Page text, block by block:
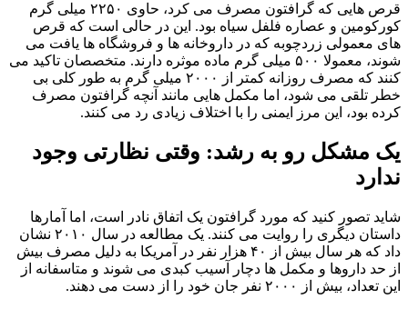
قرص هایی که گرافتون مصرف می کرد، حاوی ۲۲۵۰ میلی گرم
کورکومین و عصاره فلفل سیاه بود. این در حالی است که قرص
های معمولی زردچوبه که در داروخانه ها و فروشگاه ها یافت می
شوند، معمولا ۵۰۰ میلی گرم ماده موثره دارند. متخصصان تاکید می
کنند که مصرف روزانه کمتر از ۲۰۰۰ میلی گرم به طور کلی بی
خطر تلقی می شود، اما مکمل هایی مانند آنچه گرافتون مصرف
کرده بود، این مرز ایمنی را با اختلاف زیادی رد می کنند.
یک مشکل رو به رشد: وقتی نظارتی وجود
ندارد
شاید تصور کنید که مورد گرافتون یک اتفاق نادر است، اما آمارها
داستان دیگری را روایت می کنند. یک مطالعه در سال ۲۰۱۰ نشان
داد که هر سال بیش از ۴۰ هزار نفر در آمریکا به دلیل مصرف بیش
از حد داروها و مکمل ها دچار آسیب کبدی می شوند و متاسفانه از
این تعداد، بیش از ۲۰۰۰ نفر جان خود را از دست می دهند.